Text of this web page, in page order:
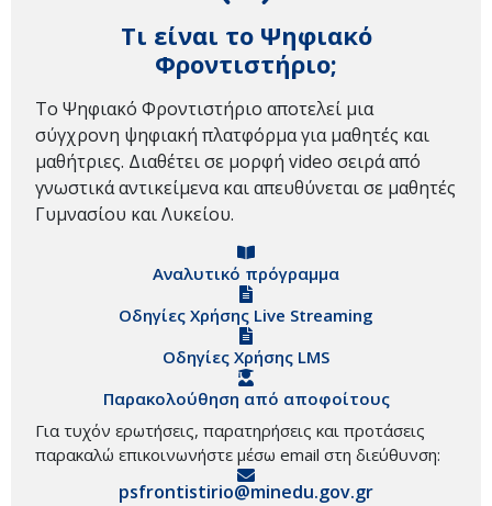
Τι είναι το Ψηφιακό
Φροντιστήριο;
Το Ψηφιακό Φροντιστήριο αποτελεί μια
σύγχρονη ψηφιακή πλατφόρμα για μαθητές και
μαθήτριες. Διαθέτει σε μορφή video σειρά από
γνωστικά αντικείμενα και απευθύνεται σε μαθητές
Γυμνασίου και Λυκείου.
Αναλυτικό πρόγραμμα
Οδηγίες Χρήσης Live Streaming
Οδηγίες Χρήσης LMS
Παρακολούθηση από αποφοίτους
Για τυχόν ερωτήσεις, παρατηρήσεις και προτάσεις
παρακαλώ επικοινωνήστε μέσω email στη διεύθυνση:
psfrontistirio@minedu.gov.gr